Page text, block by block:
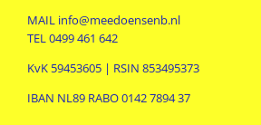
MAIL info@meedoensenb.nl
TEL 0499 461 642
KvK 59453605 | RSIN 853495373
IBAN NL89 RABO 0142 7894 37